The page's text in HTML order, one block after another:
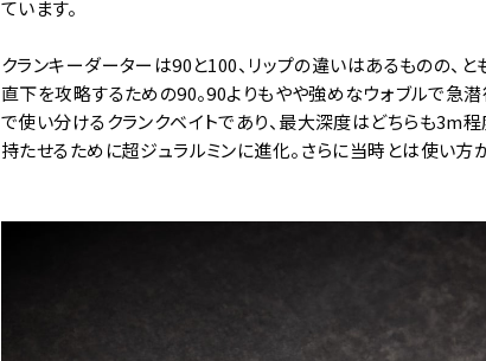
ています。
クランキーダーターは90と100、リップの違いはあるものの、
直下を攻略するための90。90よりもやや強めなウォブルで急
で使い分けるクランクベイトであり、最大深度はどちらも3m
持たせるために超ジュラルミンに進化。さらに当時とは使い方